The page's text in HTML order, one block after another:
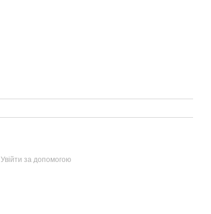
Увійти за допомогою